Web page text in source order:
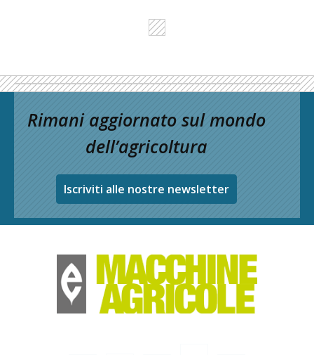
Rimani aggiornato sul mondo
dell’agricoltura
Iscriviti alle nostre newsletter